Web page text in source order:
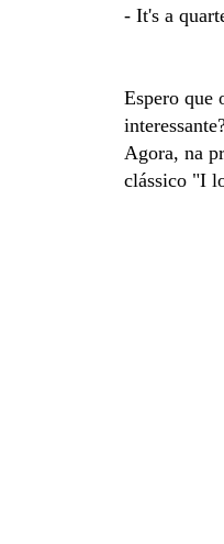
- It's a
Espero que
Agora, na
clássico "I